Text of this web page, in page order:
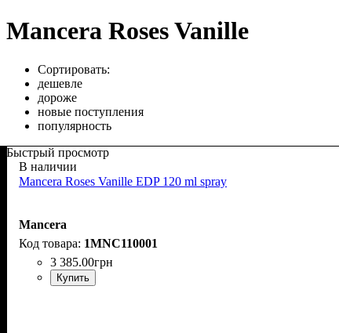
Mancera Roses Vanille
Сортировать:
дешевле
дороже
новые поступления
популярность
Быстрый просмотр
В наличии
Mancera Roses Vanille EDP 120 ml spray
Mancera
1MNC110001
3 385.00грн
Купить